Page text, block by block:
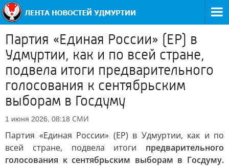
Партия «Единая России» (ЕР) в
Удмуртии, как и по всей стране,
подвела итоги предварительного
голосования к сентябрьским
выборам в Госдуму
1 июня 2026, 08:18 СМИ
Партия «Единая России» (ЕР) в Удмуртии, как и по
всей стране, подвела итоги предварительного
голосования к сентябрьским выборам в Госдуму.